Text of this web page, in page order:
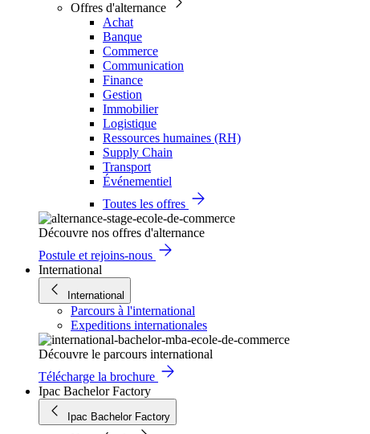
Offres d'alternance
Achat
Banque
Commerce
Communication
Finance
Gestion
Immobilier
Logistique
Ressources humaines (RH)
Supply Chain
Transport
Événementiel
Toutes les offres
Découvre nos offres d'alternance
Postule et rejoins-nous
International
International
Parcours à l'international
Expeditions internationales
Découvre le parcours international
Télécharge la brochure
Ipac Bachelor Factory
Ipac Bachelor Factory